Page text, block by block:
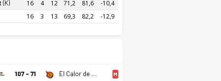
(K) 16 4 12 71,2 81,6 -10,4
16 3 13 69,3 82,2 -12,9
107 - 71 El Calor de Cancun (K) M